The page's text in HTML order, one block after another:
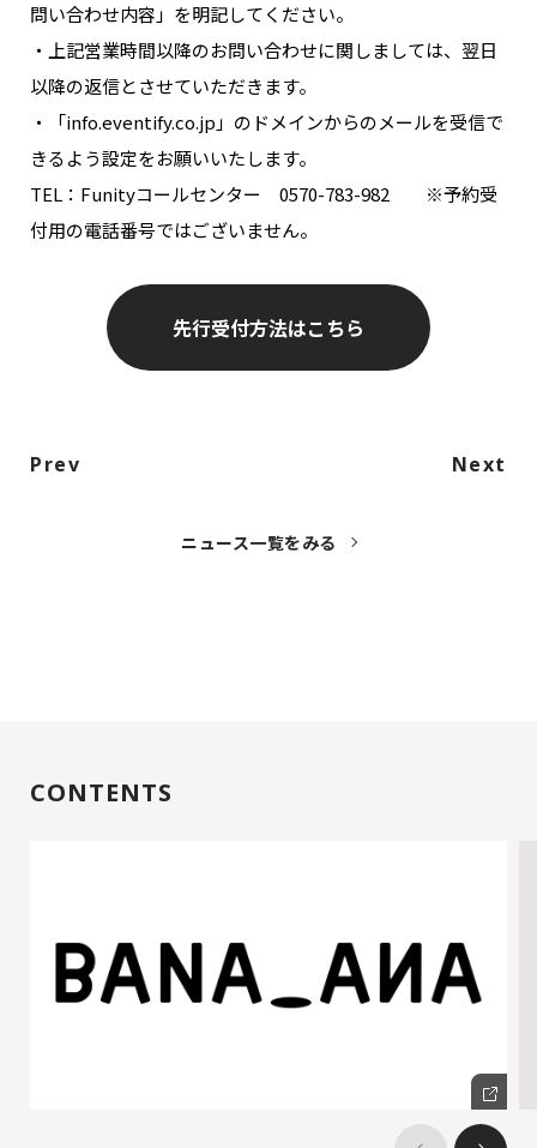
問い合わせ内容」を明記してください。
・上記営業時間以降のお問い合わせに関しましては、翌日
以降の返信とさせていただきます。
・「info.eventify.co.jp」のドメインからのメールを受信で
きるよう設定をお願いいたします。
TEL：Funityコールセンター 0570-783-982 ※予約受
付用の電話番号ではございません。
先行受付方法はこちら
Prev Next
ニュース一覧をみる
CONTENTS